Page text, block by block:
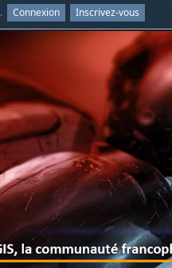
. Connexion Inscrivez-vous